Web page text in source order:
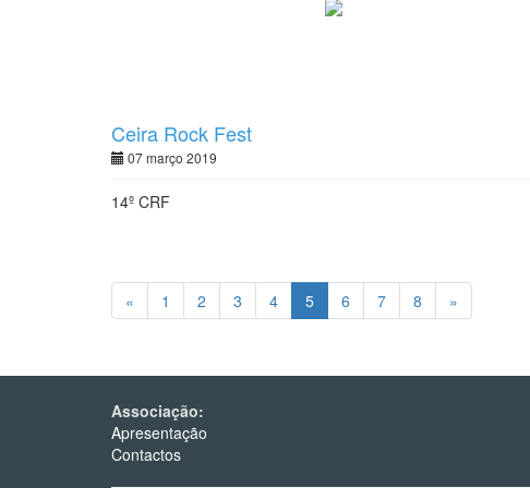
Ceira Rock Fest
07 março 2019
14º CRF
« 1 2 3 4 5 6 7 8 »
Associação:
Apresentação
Contactos